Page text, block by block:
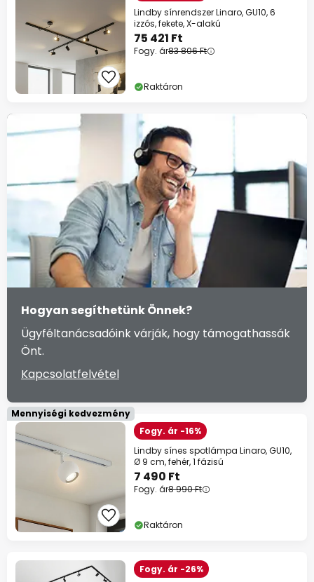
Lindby sínrendszer Linaro, GU10, 6
izzós, fekete, X-alakú
75 421 Ft
Fogy. ár83 806 Ft
Raktáron
Hogyan segíthetünk Önnek?
Ügyféltanácsadóink várják, hogy támogathassák
Önt.
Kapcsolatfelvétel
Mennyiségi kedvezmény
Fogy. ár -16%
Lindby sínes spotlámpa Linaro, GU10,
Ø 9 cm, fehér, 1 fázisú
7 490 Ft
Fogy. ár8 990 Ft
Raktáron
Fogy. ár -26%